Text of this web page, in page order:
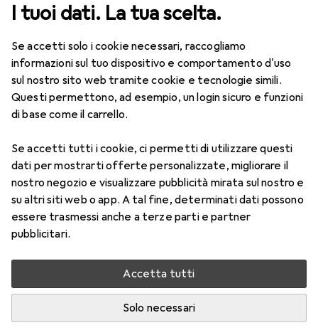
I tuoi dati. La tua scelta.
Se accetti solo i cookie necessari, raccogliamo
informazioni sul tuo dispositivo e comportamento d'uso
sul nostro sito web tramite cookie e tecnologie simili.
Questi permettono, ad esempio, un login sicuro e funzioni
di base come il carrello.
Se accetti tutti i cookie, ci permetti di utilizzare questi
dati per mostrarti offerte personalizzate, migliorare il
nostro negozio e visualizzare pubblicità mirata sul nostro e
su altri siti web o app. A tal fine, determinati dati possono
essere trasmessi anche a terze parti e partner
pubblicitari.
Accetta tutti
Solo necessari
+ Cancelleria Bricolage Scrapbooking
Evidenziatori
Prodotti Forum